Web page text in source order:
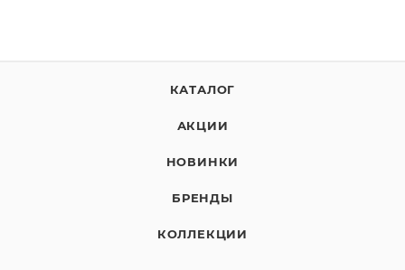
КАТАЛОГ
АКЦИИ
НОВИНКИ
БРЕНДЫ
КОЛЛЕКЦИИ